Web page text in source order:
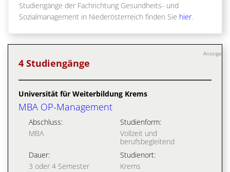
Studiengänge der Fachrichtung Gesundheits- und
Sozialmanagement in Niederösterreich finden Sie hier.
Anzeige
4 Studiengänge
Universität für Weiterbildung Krems
MBA OP-Management
Abschluss:
MBA
Studienform:
Vollzeit und
berufsbegleitend
Dauer:
3 oder 4 Semester
Studienort:
Krems